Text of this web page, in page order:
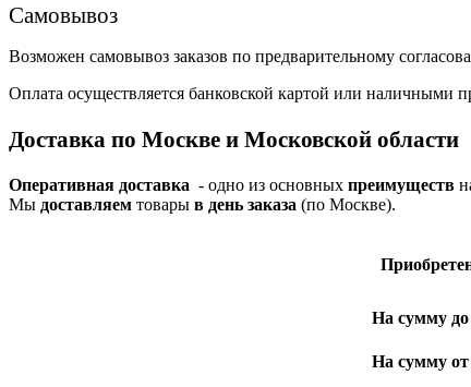
Самовывоз
Возможен самовывоз заказов по предварительному
Оплата осуществляется банковской картой или наличными
Доставка по Москве и Московской области
Оперативная доставка - одно из основных преимуществ
Мы доставляем товары в день заказа (по Москве).
На сумму до
На сумму от